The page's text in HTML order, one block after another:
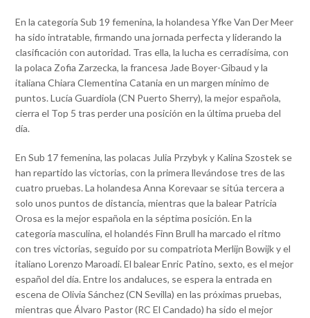
En la categoría Sub 19 femenina, la holandesa Yfke Van Der Meer
ha sido intratable, firmando una jornada perfecta y liderando la
clasificación con autoridad. Tras ella, la lucha es cerradísima, con
la polaca Zofia Zarzecka, la francesa Jade Boyer-Gibaud y la
italiana Chiara Clementina Catania en un margen mínimo de
puntos. Lucía Guardiola (CN Puerto Sherry), la mejor española,
cierra el Top 5 tras perder una posición en la última prueba del
día.
En Sub 17 femenina, las polacas Julia Przybyk y Kalina Szostek se
han repartido las victorias, con la primera llevándose tres de las
cuatro pruebas. La holandesa Anna Korevaar se sitúa tercera a
solo unos puntos de distancia, mientras que la balear Patricia
Orosa es la mejor española en la séptima posición. En la
categoría masculina, el holandés Finn Brull ha marcado el ritmo
con tres victorias, seguido por su compatriota Merlijn Bowijk y el
italiano Lorenzo Maroadi. El balear Enric Patino, sexto, es el mejor
español del día. Entre los andaluces, se espera la entrada en
escena de Olivia Sánchez (CN Sevilla) en las próximas pruebas,
mientras que Álvaro Pastor (RC El Candado) ha sido el mejor